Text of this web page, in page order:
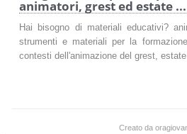
animatori, grest ed estate ...
Hai bisogno di materiali educativi?
strumenti e materiali per la
contesti dell'animazione del grest,
Creato da